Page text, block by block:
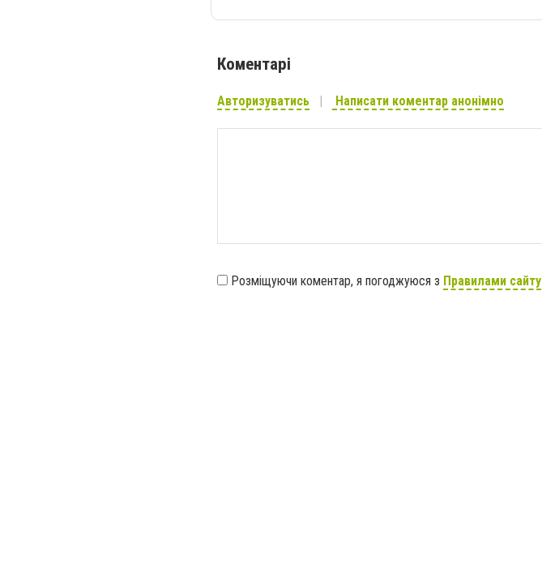
Коментарі
Авторизуватись Написати коментар анонімно
Розміщуючи коментар, я погоджуюся з Правилами сайту